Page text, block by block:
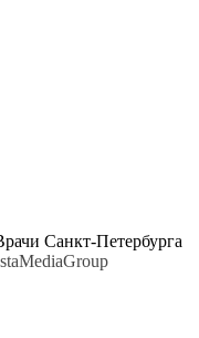
Санкт-Петербурга